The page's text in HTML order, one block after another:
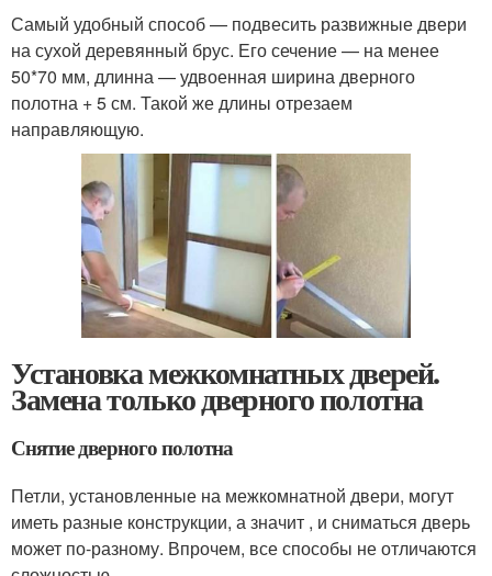
Самый удобный способ — подвесить развижные двери
на сухой деревянный брус. Его сечение — на менее
50*70 мм, длинна — удвоенная ширина дверного
полотна + 5 см. Такой же длины отрезаем
направляющую.
Установка межкомнатных дверей.
Замена только дверного полотна
Снятие дверного полотна
Петли, установленные на межкомнатной двери, могут
иметь разные конструкции, а значит , и сниматься дверь
может по-разному. Впрочем, все способы не отличаются